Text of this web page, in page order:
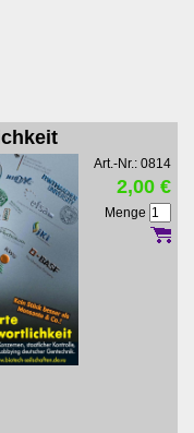
Art.-Nr.: 0814
2,00 €
Menge